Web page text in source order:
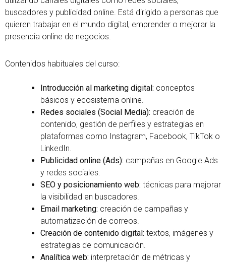
buscadores y publicidad online. Está dirigido a personas que
quieren trabajar en el mundo digital, emprender o mejorar la
presencia online de negocios.
Contenidos habituales del curso:
Introducción al marketing digital: conceptos
básicos y ecosistema online.
Redes sociales (Social Media): creación de
contenido, gestión de perfiles y estrategias en
plataformas como Instagram, Facebook, TikTok o
LinkedIn.
Publicidad online (Ads): campañas en Google Ads
y redes sociales.
SEO y posicionamiento web: técnicas para mejorar
la visibilidad en buscadores.
Email marketing: creación de campañas y
automatización de correos.
Creación de contenido digital: textos, imágenes y
estrategias de comunicación.
Analítica web: interpretación de métricas y